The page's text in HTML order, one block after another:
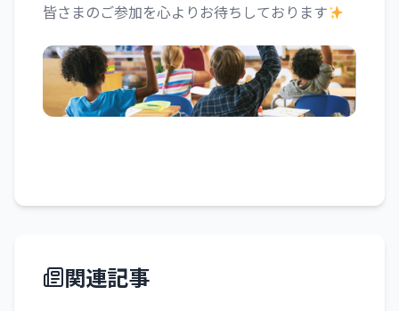
皆さまのご参加を心よりお待ちしております
関連記事